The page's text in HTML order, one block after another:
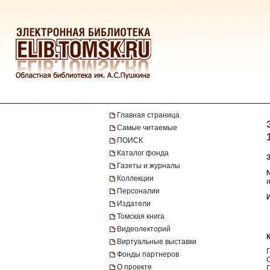
Главная страница
Самые читаемые
ПОИСК
Каталог фонда
Газеты и журналы
Коллекции
Персоналии
Издатели
Томская книга
Видеолекторий
Виртуальные выставки
Фонды партнеров
О проекте